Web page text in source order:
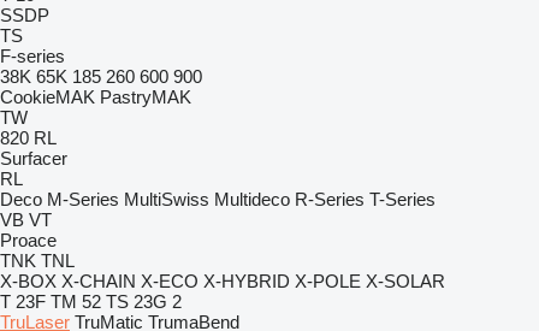
SSDP
TS
F-series
38K 65K 185 260 600 900
CookieMAK PastryMAK
TW
820 RL
Surfacer
RL
Deco M-Series MultiSwiss Multideco R-Series T-Series
VB VT
Proace
TNK TNL
X-BOX X-CHAIN X-ECO X-HYBRID X-POLE X-SOLAR
T 23F TM 52 TS 23G 2
TruLaser TruMatic TrumaBend